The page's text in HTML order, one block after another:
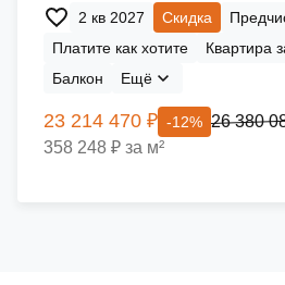
2 кв 2027 Скидка
Платите как хотите
Квартира
Балкон
Ещё
23 214 470 ₽ -12% 26 380
358 248 ₽ за м²